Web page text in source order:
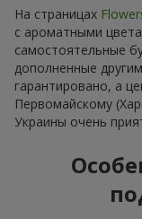
На страницах
с ароматными
самостоятельные
дополненные
гарантировано, а
Первомайскому
Украины очень